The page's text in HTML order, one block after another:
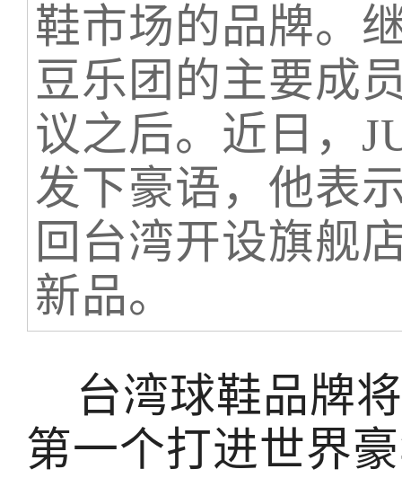
鞋市场的品牌。
豆乐团的主要成
议之后。近日，
发下豪语，他表
回台湾开设旗舰
新品。
台湾球鞋品牌
第一个打进世界